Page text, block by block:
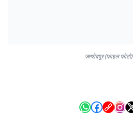
जमशेदपुर (फाइल फोटो)